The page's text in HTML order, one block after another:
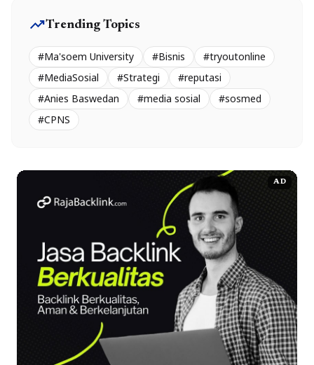
trending_upTrending Topics
#Ma'soem University #Bisnis
#tryoutonline
#MediaSosial
#Strategi
#reputasi
#Anies Baswedan
#media sosial
#sosmed
#CPNS
AD